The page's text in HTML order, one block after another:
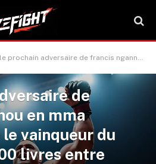
le prochain adversaire de francis ngannou en mma pourrait être le vainqueur du combat de 600 livres entre eddie hall et mariusz pudzianowski
de
en mma
vainqueur du
livres entre